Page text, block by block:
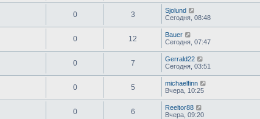
0 3
Sjolund
Сегодня, 08:48
0 12
Bauer
Сегодня, 07:47
0 7
Gerrald22
Сегодня, 03:51
0 5
michaelfinn
Вчера, 10:25
0 6
Reeltor88
Вчера, 09:20